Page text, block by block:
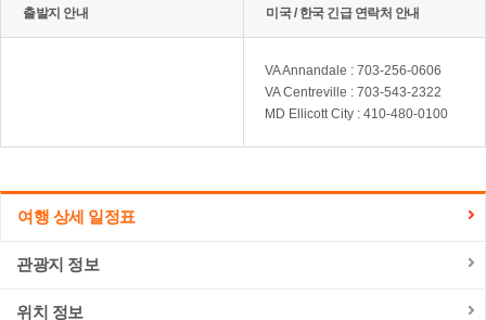
출발지 안내 미국 / 한국 긴급 연락처 안내
VA Annandale : 703-256-0606
VA Centreville : 703-543-2322
MD Ellicott City : 410-480-0100
여행 상세 일정표
관광지 정보
위치 정보